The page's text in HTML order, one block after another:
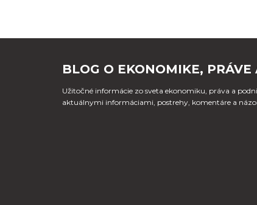
BLOG O EKONOMIKE,
Užitočné informácie zo sveta ekonomiku, práva a
aktuálnymi informáciami, postrehy, komentáre a